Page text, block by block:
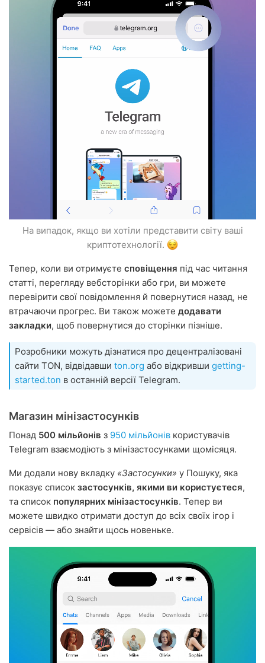
На випадок, якщо ви хотіли представити світу ваші
криптотехнології.
Тепер, коли ви отримуєте сповіщення під час читання
статті, перегляду вебсторінки або гри, ви можете
перевірити свої повідомлення й повернутися назад, не
втрачаючи прогрес. Ви також можете додавати
закладки, щоб повернутися до сторінки пізніше.
Розробники можуть дізнатися про децентралізовані
сайти TON, відвідавши ton.org або відкривши getting-
started.ton в останній версії Telegram.
Магазин мінізастосунків
Понад 500 мільйонів з 950 мільйонів користувачів
Telegram взаємодіють з мінізастосунками щомісяця.
Ми додали нову вкладку «Застосунки» у Пошуку, яка
показує список застосунків, якими ви користуєтеся,
та список популярних мінізастосунків. Тепер ви
можете швидко отримати доступ до всіх своїх ігор і
сервісів — або знайти щось новеньке.